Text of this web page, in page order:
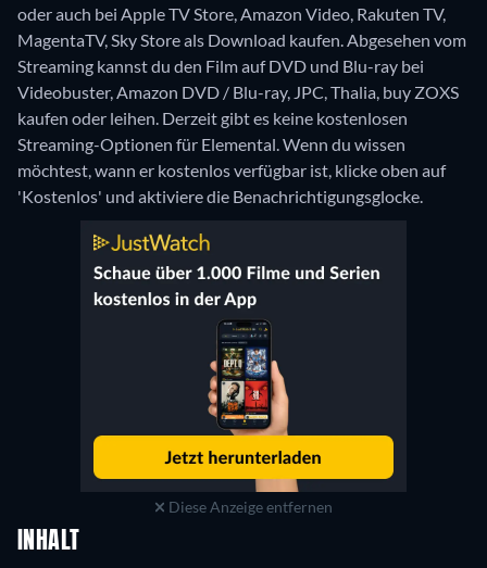
oder auch bei Apple TV Store, Amazon Video, Rakuten TV,
MagentaTV, Sky Store als Download kaufen.Abgesehen vom
Streaming kannst du den Film auf DVD und Blu-ray bei
Videobuster, Amazon DVD / Blu-ray, JPC, Thalia, buy ZOXS
kaufen oder leihen. Derzeit gibt es keine kostenlosen
Streaming-Optionen für Elemental. Wenn du wissen
möchtest, wann er kostenlos verfügbar ist, klicke oben auf
'Kostenlos' und aktiviere die Benachrichtigungsglocke.
Diese Anzeige entfernen
INHALT